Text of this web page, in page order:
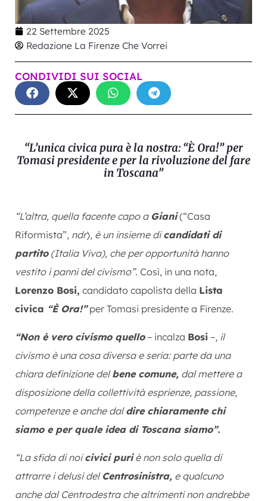
22 Settembre 2025
Redazione La Firenze Che Vorrei
CONDIVIDI SUI SOCIAL
“L’unica civica pura è la nostra: “È Ora!” per
Tomasi presidente e per la rivoluzione del fare
in Toscana”
“L’altra, quella facente capo a Giani(“Casa
Riformista”, ndr), è un insieme dicandidati di
partito(Italia Viva), che per opportunità hanno
vestito i panni del civismo”. Così, in una nota,
Lorenzo Bosi, candidato capolista della Lista
civica “È Ora!”per Tomasi presidente a Firenze.
“Non è vero civismo quello– incalza Bosi –, il
civismo è una cosa diversa e seria: parte da una
chiara definizione delbene comune, dal mettere a
disposizione della collettività esprienze, passione,
competenze e anche daldire chiaramente chi
siamo e per quale idea di Toscana siamo”.
“La sfida di noicivici puriè non solo quella di
attrarre i delusi del Centrosinistra, e qualcuno
anche dal Centrodestra che altrimenti non andrebbe